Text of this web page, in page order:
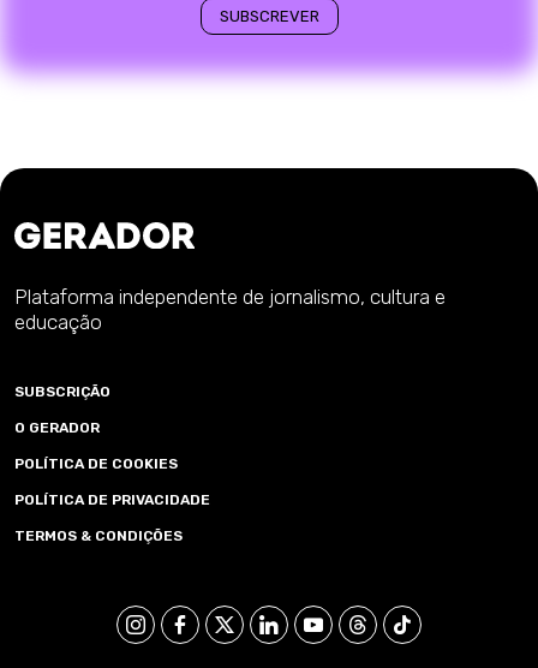
Plataforma independente de jornalismo, cultura e
educação
SUBSCRIÇÃO
O GERADOR
POLÍTICA DE COOKIES
POLÍTICA DE PRIVACIDADE
TERMOS & CONDIÇÕES